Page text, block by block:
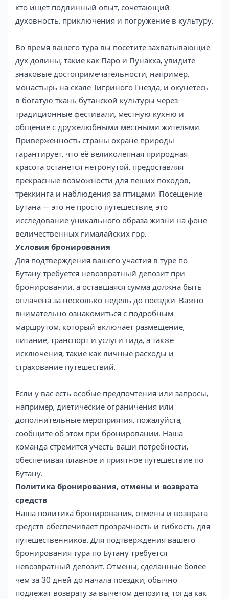
кто ищет подлинный опыт, сочетающий
духовность, приключения и погружение в культуру.
Во время вашего тура вы посетите захватывающие
дух долины, такие как Паро и Пунакха, увидите
знаковые достопримечательности, например,
монастырь на скале Тигриного Гнезда, и окунетесь
в богатую ткань бутанской культуры через
традиционные фестивали, местную кухню и
общение с дружелюбными местными жителями.
Приверженность страны охране природы
гарантирует, что её великолепная природная
красота останется нетронутой, предоставляя
прекрасные возможности для пеших походов,
треккинга и наблюдения за птицами. Посещение
Бутана — это не просто путешествие, это
исследование уникального образа жизни на фоне
величественных гималайских гор.
Условия бронирования
Для подтверждения вашего участия в туре по
Бутану требуется невозвратный депозит при
бронировании, а оставшаяся сумма должна быть
оплачена за несколько недель до поездки. Важно
внимательно ознакомиться с подробным
маршрутом, который включает размещение,
питание, транспорт и услуги гида, а также
исключения, такие как личные расходы и
страхование путешествий.
Если у вас есть особые предпочтения или запросы,
например, диетические ограничения или
дополнительные мероприятия, пожалуйста,
сообщите об этом при бронировании. Наша
команда стремится учесть ваши потребности,
обеспечивая плавное и приятное путешествие по
Бутану.
Политика бронирования, отмены и возврата
средств
Наша политика бронирования, отмены и возврата
средств обеспечивает прозрачность и гибкость для
путешественников. Для подтверждения вашего
бронирования тура по Бутану требуется
невозвратный депозит. Отмены, сделанные более
чем за 30 дней до начала поездки, обычно
подлежат возврату за вычетом депозита, тогда как